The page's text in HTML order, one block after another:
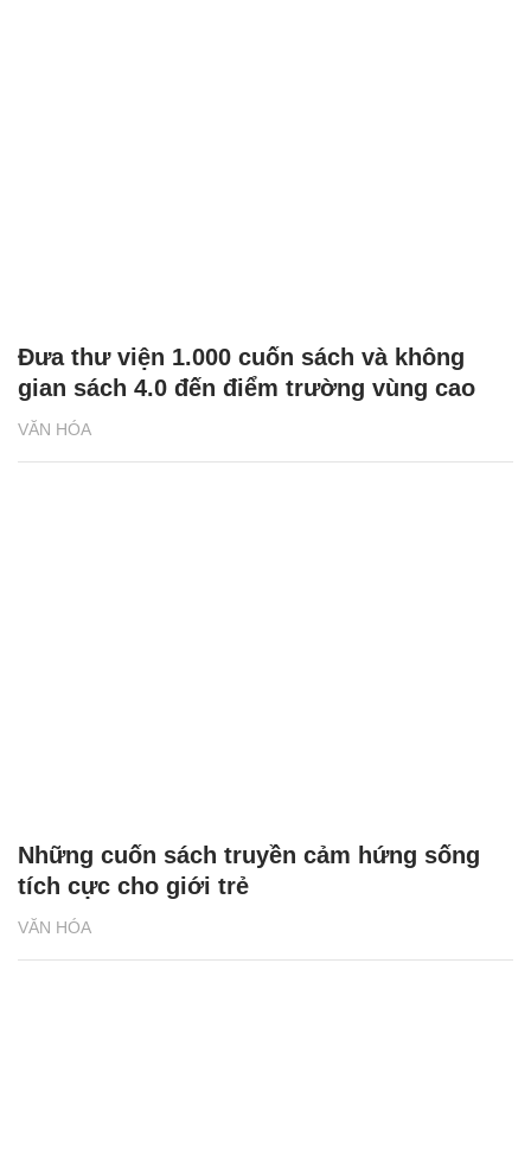
VĂN HÓA
Đưa thư viện 1.000 cuốn sách và không
gian sách 4.0 đến điểm trường vùng cao
VĂN HÓA
Những cuốn sách truyền cảm hứng sống
tích cực cho giới trẻ